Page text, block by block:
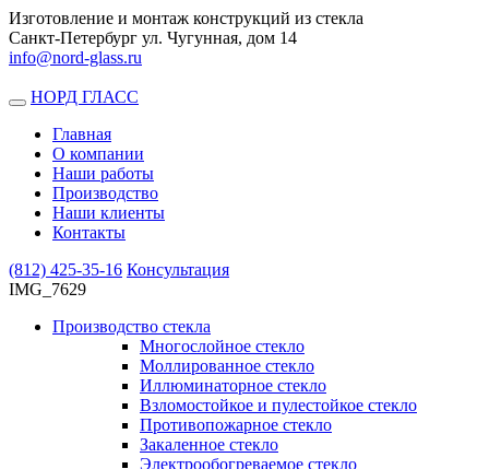
Изготовление и монтаж конструкций из стекла
Санкт-Петербург ул. Чугунная, дом 14
info@nord-glass.ru
Toggle
navigation
НОРД ГЛАСС
Главная
О компании
Наши работы
Производство
Наши клиенты
Контакты
(812) 425-35-16 Консультация
IMG_7629
Производство стекла
Многослойное стекло
Моллированное стекло
Иллюминаторное стекло
Взломостойкое и пулестойкое стекло
Противопожарное стекло
Закаленное стекло
Электрообогреваемое стекло